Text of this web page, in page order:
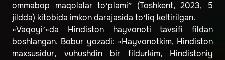
ommabop maqolalar to‘plami” (Toshkent, 2023, 5
jildda) kitobida imkon darajasida to‘liq keltirilgan.
«Vaqoyi’»da Hindiston hayvonoti tavsifi fildan
boshlangan. Bobur yozadi: «Hayvonotkim, Hindiston
maxsusidur, vuhushdin bir fildurkim, Hindistoniy